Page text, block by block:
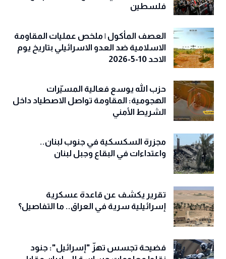
فلسطين
العصف المأكول | ملخص عمليات المقاومة
الاسلامية ضد العدو الاسرائيلي بتاريخ يوم
الاحد 10-5-2026
حزب الله يوسع فعالية المسيّرات
الهجومية: المقاومة تواصل الاصطياد داخل
الشريط الأمني
مجزرة السكسكية في جنوب لبنان..
واعتداءات في البقاع وجبل لبنان
تقرير يكشف عن قاعدة عسكرية
إسرائيلية سرية في العراق.. ما التفاصيل؟
فضيحة تجسس تهزّ "إسرائيل": جنود